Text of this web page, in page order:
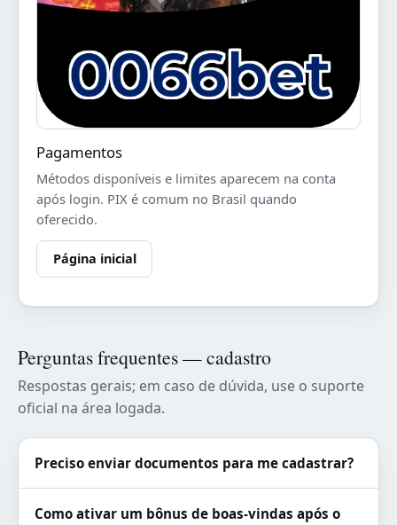
Pagamentos
Métodos disponíveis e limites aparecem na conta
após login. PIX é comum no Brasil quando
oferecido.
Página inicial
Perguntas frequentes — cadastro
Respostas gerais; em caso de dúvida, use o suporte
oficial na área logada.
Preciso enviar documentos para me cadastrar?
Como ativar um bônus de boas-vindas após o